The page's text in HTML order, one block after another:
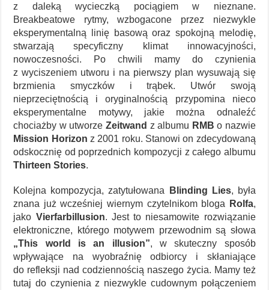
z daleką wycieczką pociągiem w nieznane.
Breakbeatowe rytmy, wzbogacone przez niezwykle
eksperymentalną linię basową oraz spokojną melodię,
stwarzają specyficzny klimat innowacyjności,
nowoczesności. Po chwili mamy do czynienia
z wyciszeniem utworu i na pierwszy plan wysuwają się
brzmienia smyczków i trąbek. Utwór swoją
nieprzeciętnością i oryginalnością przypomina nieco
eksperymentalne motywy, jakie można odnaleźć
chociażby w utworze Zeitwand z albumu RMB o nazwie
Mission Horizon z 2001 roku. Stanowi on zdecydowaną
odskocznię od poprzednich kompozycji z całego albumu
Thirteen Stories.
Kolejna kompozycja, zatytułowana Blinding Lies, była
znana już wcześniej wiernym czytelnikom bloga
Rolfa,
jako Vierfarbillusion. Jest to niesamowite rozwiązanie
elektroniczne, którego motywem przewodnim są słowa
„This world is an illusion”, w skuteczny sposób
wpływające na wyobraźnię odbiorcy i skłaniające
do refleksji nad codziennością naszego życia. Mamy też
tutaj do czynienia z niezwykle cudownym połączeniem